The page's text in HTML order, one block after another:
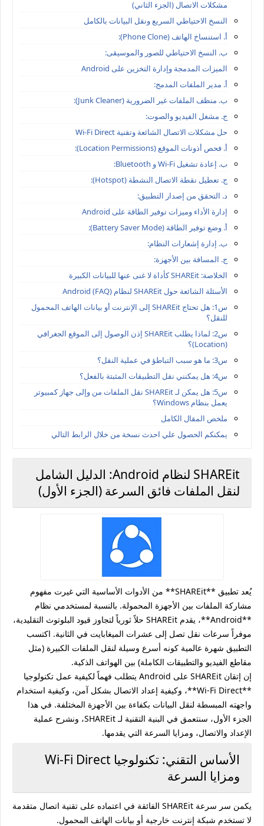
مشكلات الاتصال (الجزء الثاني)
النسخ الاحتياطي السريع ونقل البيانات بالكامل
أ. استنساخ الهاتف (Phone Clone):
ب. النسخ الاحتياطي للصور والموسيقى:
الميزات المدمجة وإدارة التخزين على Android
أ. مدير الملفات المدمج:
ب. منظف الملفات غير الضرورية (Junk Cleaner):
ج. مشغل الفيديو والصوت:
حل مشكلات الاتصال الشائعة وتقنية Wi-Fi Direct
أ. فحص أذونات الموقع (Location Permissions):
ب. إعادة تشغيل Wi-Fi و Bluetooth:
ج. تعطيل نقطة الاتصال النشطة (Hotspot):
د. التحقق من إصدار التطبيق:
إدارة الأداء وميزات توفير الطاقة على Android
أ. وضع توفير الطاقة (Battery Saver Mode):
ب. إدارة إشعارات النظام:
ج. المسافة بين الأجهزة:
الخلاصة: SHAREit كأداة لا غنى عنها للبيانات الكبيرة
الأسئلة الشائعة حول SHAREit لنظام Android (FAQ)
س1: هل تحتاج SHAREit إلى الإنترنت أو بيانات الهاتف المحمول
للنقل؟
س2: لماذا يطلب SHAREit إذن الوصول إلى الموقع الجغرافي
(Location)؟
س3: ما هو سبب التباطؤ في عملية النقل؟
س4: هل يمكنني نقل التطبيقات المثبتة بالفعل؟
س5: هل يمكن لـ SHAREit نقل الملفات من وإلى جهاز كمبيوتر
يعمل بنظام Windows؟
ملخص المقال الكامل
يمكنكم الحصول علي احدث نسخة من خلال الرابط التالي
SHAREit لنظام Android: الدليل الشامل
لنقل الملفات فائق السرعة (الجزء الأول)
يُعد تطبيق **SHAREit** من الأدوات الأساسية التي غيرت مفهوم
مشاركة الملفات بين الأجهزة المحمولة. بالنسبة لمستخدمي نظام
**Android**، يقدم SHAREit حلاً ثورياً لتجاوز قيود البلوتوث التقليدية،
موفراً سرعات نقل تصل إلى عشرات الميغابايت في الثانية. اكتسب
التطبيق شهرة عالمية كونه أسرع وسيلة لنقل الملفات الكبيرة (مثل
مقاطع الفيديو والتطبيقات الكاملة) بين الهواتف الذكية.
إن إتقان SHAREit على Android يتطلب فهماً لكيفية عمل تكنولوجيا
**Wi-Fi Direct**، وكيفية إعداد الاتصال بشكل آمن، وكيفية استخدام
واجهته المبسطة لنقل البيانات بكفاءة بين الأجهزة المختلفة. في هذا
الجزء الأول، سنتعمق في البنية التقنية لـ SHAREit، ونشرح عملية
الإعداد والاتصال، ومزايا السرعة التي يقدمها.
الأساس التقني: تكنولوجيا Wi-Fi Direct
ومزايا السرعة
يكمن سر سرعة SHAREit الفائقة في اعتماده على تقنية اتصال متقدمة
لا تستخدم شبكة إنترنت خارجية أو بيانات الهاتف المحمول.